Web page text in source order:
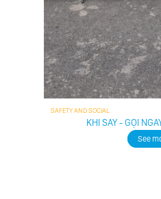
SAFETY AND SOCIAL
KHI SAY - GỌI
See